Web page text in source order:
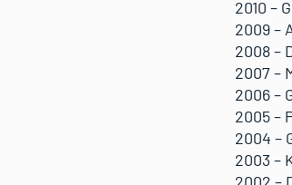
2010 –
2009 –
2008 –
2007 –
2006 –
2005 –
2004 –
2003 –
2002 –